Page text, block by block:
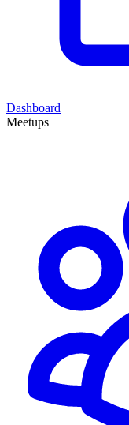
Dashboard
Meetups